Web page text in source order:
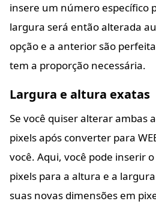
insere um número específico
largura será então alterada
opção e a anterior são
tem a proporção necessária.
Largura e altura exatas
Se você quiser alterar ambas
pixels após converter para
você. Aqui, você pode inserir
pixels para a altura e a
suas novas dimensões em